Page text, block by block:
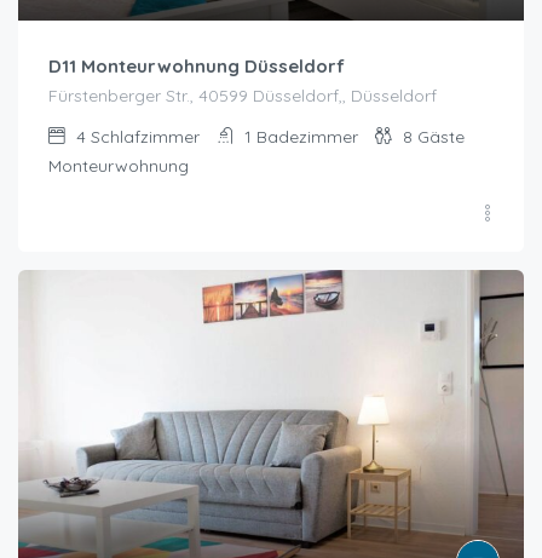
D11 Monteurwohnung Düsseldorf
Fürstenberger Str., 40599 Düsseldorf,, Düsseldorf
4 Schlafzimmer 1 Badezimmer 8 Gäste
Monteurwohnung